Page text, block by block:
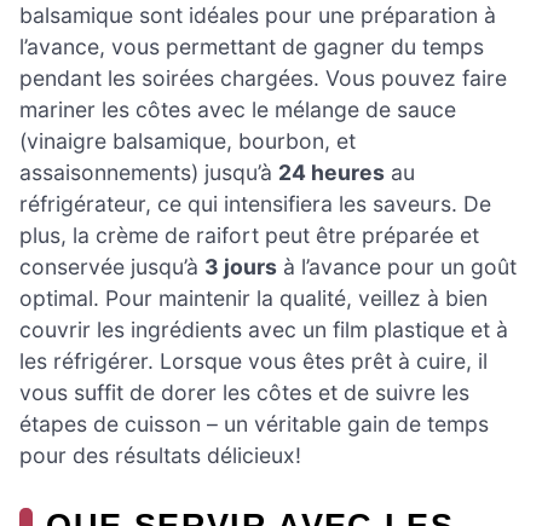
balsamique sont idéales pour une préparation à
l’avance, vous permettant de gagner du temps
pendant les soirées chargées. Vous pouvez faire
mariner les côtes avec le mélange de sauce
(vinaigre balsamique, bourbon, et
assaisonnements) jusqu’à 24 heures au
réfrigérateur, ce qui intensifiera les saveurs. De
plus, la crème de raifort peut être préparée et
conservée jusqu’à 3 jours à l’avance pour un goût
optimal. Pour maintenir la qualité, veillez à bien
couvrir les ingrédients avec un film plastique et à
les réfrigérer. Lorsque vous êtes prêt à cuire, il
vous suffit de dorer les côtes et de suivre les
étapes de cuisson – un véritable gain de temps
pour des résultats délicieux!